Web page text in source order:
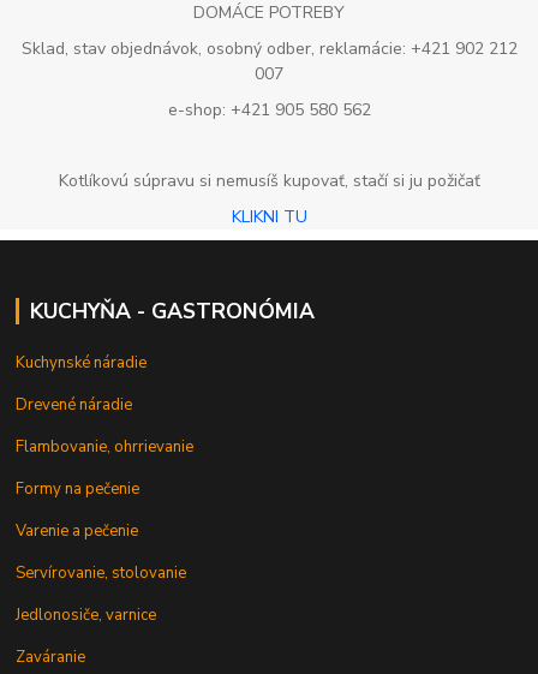
DOMÁCE POTREBY
Sklad, stav objednávok, osobný odber, reklamácie: +421 902 212
007
e-shop: +421 905 580 562
Kotlíkovú súpravu si nemusíš kupovať, stačí si ju požičať
KLIKNI TU
KUCHYŇA - GASTRONÓMIA
Kuchynské náradie
Drevené náradie
Flambovanie, ohrrievanie
Formy na pečenie
Varenie a pečenie
Servírovanie, stolovanie
Jedlonosiče, varnice
Zaváranie